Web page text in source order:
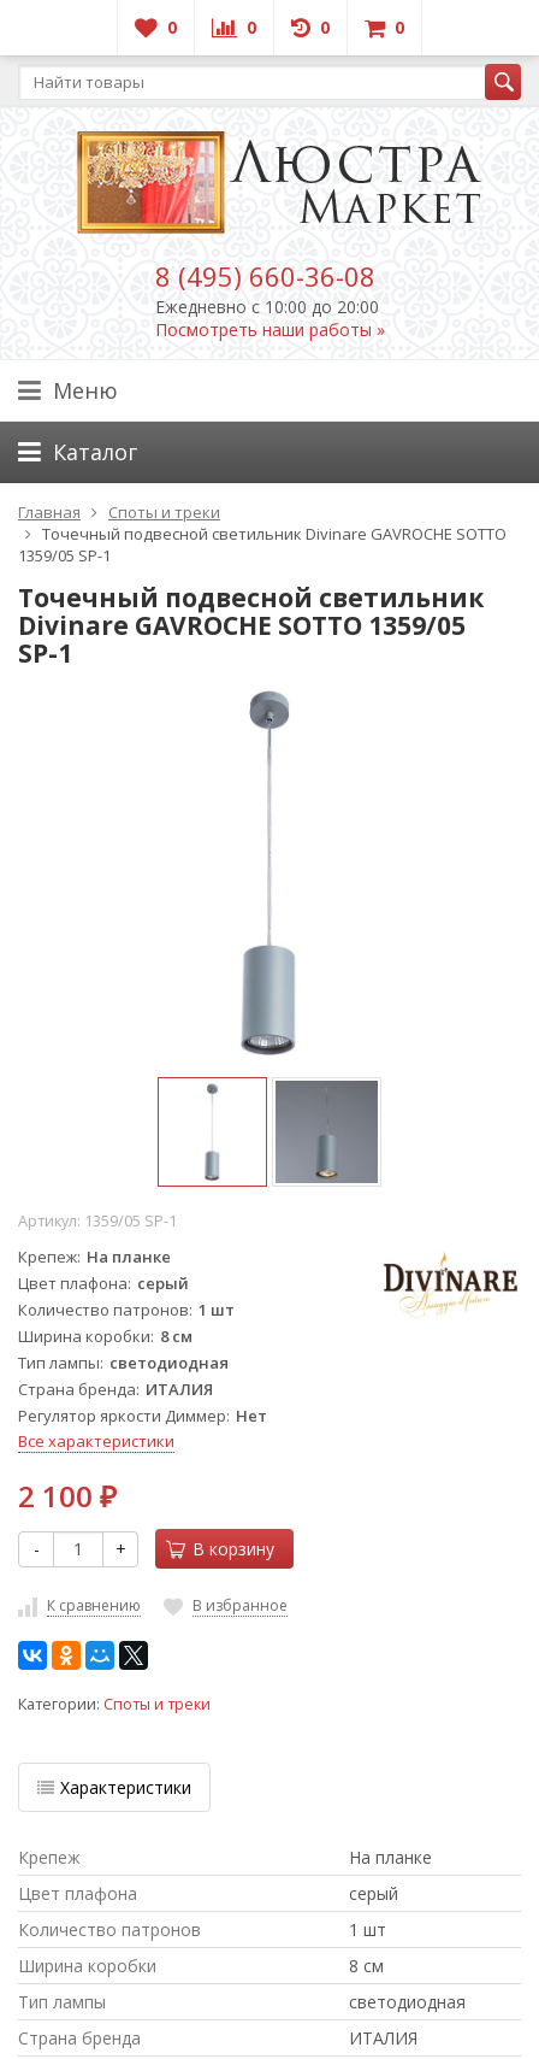
0 0 0 0
8 (495) 660-36-08
Ежедневно c 10:00 до 20:00
Посмотреть наши работы »
Меню
Каталог
Главная
Споты и треки
Точечный подвесной светильник Divinare GAVROCHE SOTTO
1359/05 SP-1
Точечный подвесной светильник
Divinare GAVROCHE SOTTO 1359/05
SP-1
Артикул: 1359/05 SP-1
Крепеж На планке
Цвет плафона серый
Количество патронов 1 шт
Ширина коробки 8 см
Тип лампы светодиодная
Страна бренда ИТАЛИЯ
Регулятор яркости Диммер Нет
Все характеристики
2 100 ₽
- + В корзину
К сравнению В избранное
Категории: Споты и треки
Характеристики
Крепеж
На планке
Цвет плафона
серый
Количество патронов
1 шт
Ширина коробки
8 см
Тип лампы
светодиодная
Страна бренда
ИТАЛИЯ